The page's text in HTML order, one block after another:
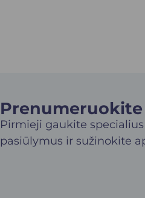
Pirmieji gaukite
pasiūlymus ir sužinokite